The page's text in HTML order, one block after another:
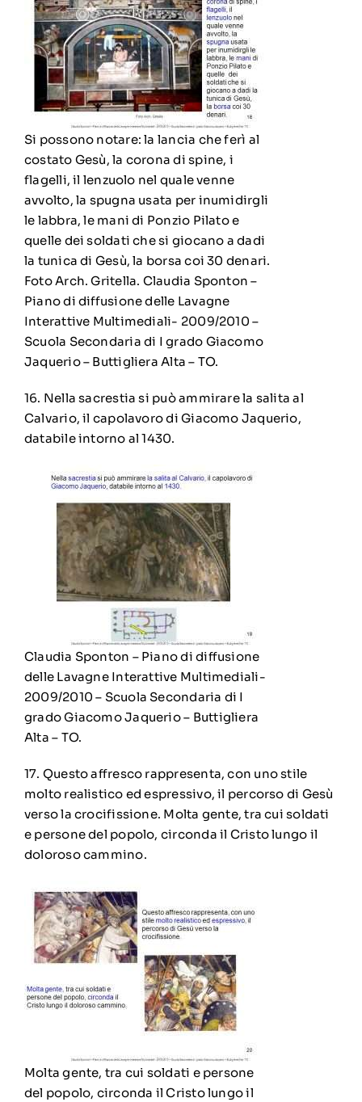
Si possono notare: la lancia che ferì al
costato Gesù, la corona di spine, i
flagelli, il lenzuolo nel quale venne
avvolto, la spugna usata per inumidirgli
le labbra, le mani di Ponzio Pilato e
quelle dei soldati che si giocano a dadi
la tunica di Gesù, la borsa coi 30 denari.
Foto Arch. Gritella. Claudia Sponton –
Piano di diffusione delle Lavagne
Interattive Multimediali- 2009/2010 –
Scuola Secondaria di I grado Giacomo
Jaquerio – Buttigliera Alta – TO.
16. Nella sacrestia si può ammirare la salita al
Calvario, il capolavoro di Giacomo Jaquerio,
databile intorno al 1430.
Claudia Sponton – Piano di diffusione
delle Lavagne Interattive Multimediali-
2009/2010 – Scuola Secondaria di I
grado Giacomo Jaquerio – Buttigliera
Alta – TO.
17. Questo affresco rappresenta, con uno stile
molto realistico ed espressivo, il percorso di Gesù
verso la crocifissione. Molta gente, tra cui soldati
e persone del popolo, circonda il Cristo lungo il
doloroso cammino.
Molta gente, tra cui soldati e persone
del popolo, circonda il Cristo lungo il